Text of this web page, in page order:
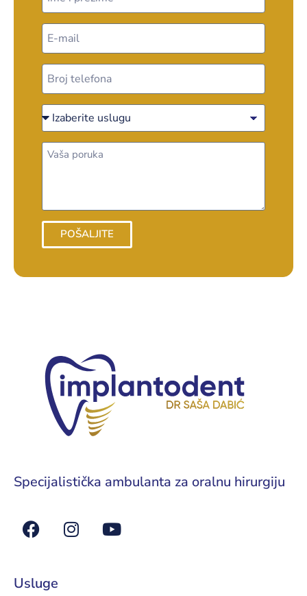
POŠALJITE
Specijalistička ambulanta za oralnu hirurgiju
Usluge